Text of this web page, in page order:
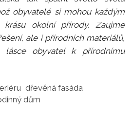
obyvatelé si mohou každým
krásu okolní přírody. Zaujme
ale i přírodních materiálů,
lásce obyvatel k přírodnímu
dřevěná fasáda
dům